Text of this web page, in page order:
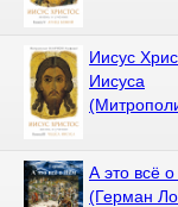
Иисус
Иисуса
А это всё
(Герман